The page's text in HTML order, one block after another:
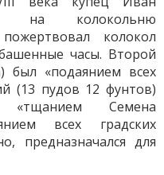
на колокольню
колокол
часы. Второй
был «подаянием всех
(13 пудов 12 фунтов)
Семена
всех градских
предназначался для